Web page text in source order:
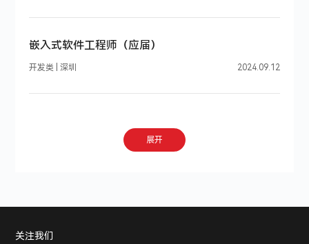
嵌入式软件工程师（应届）
开发类 | 深圳 2024.09.12
展开
关注我们